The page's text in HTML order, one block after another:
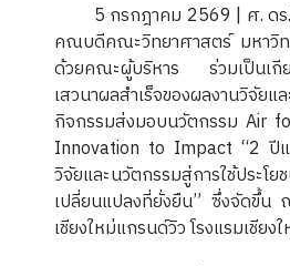
5 กรกฎาคม 2569 | ศ. ด
คณบดีคณะวิทยาศาสตร์ มหาวิท
ด้วยคณะผู้บริหาร ร่วมเป็นเกี
เสวนาผลสำเร็จของผลงานวิ
กิจกรรมส่งมอบนวัตกรรม Air
Innovation to Impact “2 ปีแ
วิจัยและนวัตกรรมสู่การใช้ประโ
เปลี่ยนแปลงที่ยั่งยืน” ซึ่งจัดขึ้น
เชียงใหม่แกรนด์วิว โรงแรมเชียง